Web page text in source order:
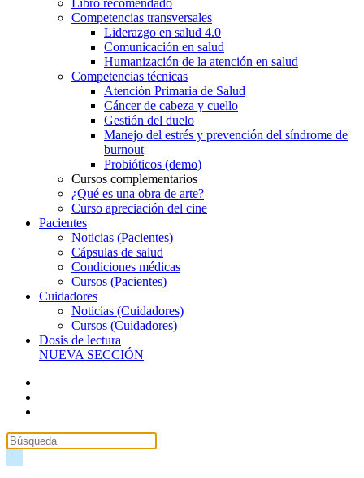
Libro recomendado
Competencias transversales
Liderazgo en salud 4.0
Comunicación en salud
Humanización de la atención en salud
Competencias técnicas
Atención Primaria de Salud
Cáncer de cabeza y cuello
Gestión del duelo
Manejo del estrés y prevención del síndrome de
burnout
Probióticos (demo)
Cursos complementarios
¿Qué es una obra de arte?
Curso apreciación del cine
Pacientes
Noticias (Pacientes)
Cápsulas de salud
Condiciones médicas
Cursos (Pacientes)
Cuidadores
Noticias (Cuidadores)
Cursos (Cuidadores)
Dosis de lectura
NUEVA SECCIÓN